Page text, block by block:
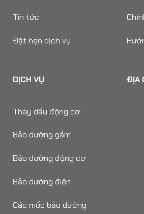
Tin tức
Đặt hẹn dịch vụ
DỊCH VỤ
Thay dầu động cơ
Bảo dưỡng gầm
Bảo dưỡng động cơ
Bảo dưỡng điện
Các mốc bảo dưỡng
ĐỊA